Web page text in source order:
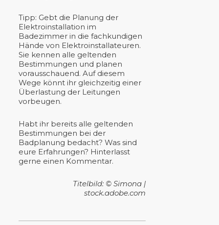
Tipp: Gebt die Planung der
Elektroinstallation im
Badezimmer in die fachkundigen
Hände von Elektroinstallateuren.
Sie kennen alle geltenden
Bestimmungen und planen
vorausschauend. Auf diesem
Wege könnt ihr gleichzeitig einer
Überlastung der Leitungen
vorbeugen.
Habt ihr bereits alle geltenden
Bestimmungen bei der
Badplanung bedacht? Was sind
eure Erfahrungen? Hinterlasst
gerne einen Kommentar.
Titelbild: © Simona |
stock.adobe.com